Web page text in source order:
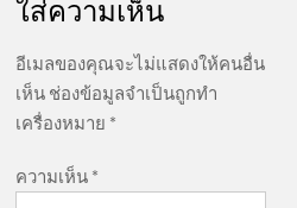
ใส่ความเห็น
อีเมลของคุณจะไม่แสดงให้คนอื่น
เห็น ช่องข้อมูลจำเป็นถูกทำ
เครื่องหมาย *
ความเห็น *